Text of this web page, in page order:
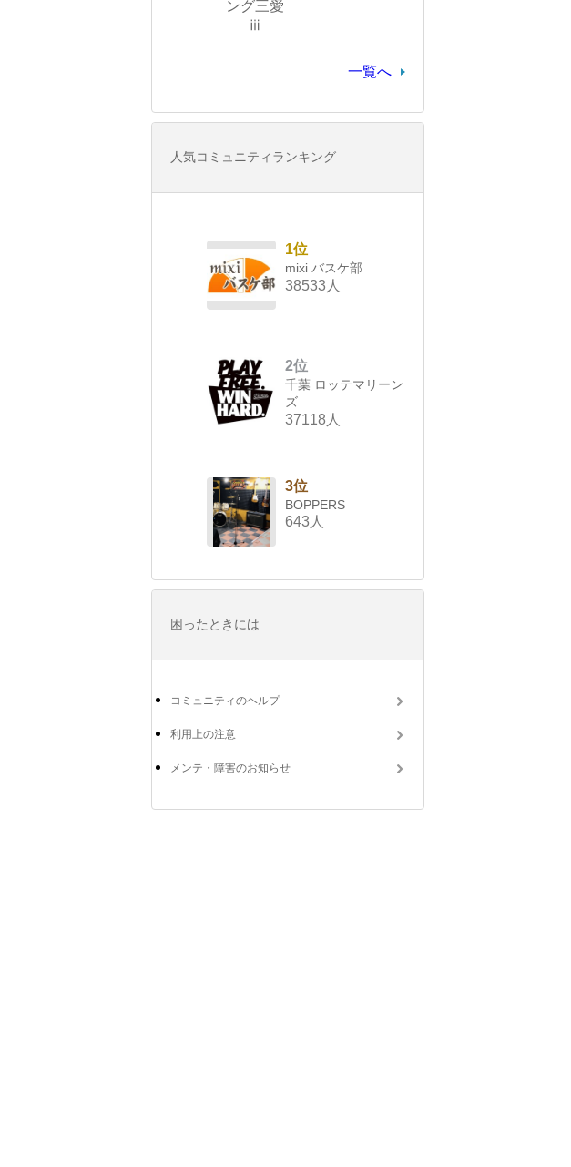
ング三愛
ⅲ
一覧へ
人気コミュニティランキング
1位
mixi バスケ部
38533人
2位
千葉 ロッテマリーン
ズ
37118人
3位
BOPPERS
643人
困ったときには
コミュニティのヘルプ
利用上の注意
メンテ・障害のお知らせ